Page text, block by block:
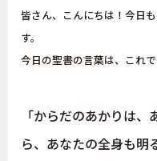
皆さん、こんにちは！今日
す。
今日の聖書の言葉は、これで
「からだのあかりは
ら、あなたの全身も明